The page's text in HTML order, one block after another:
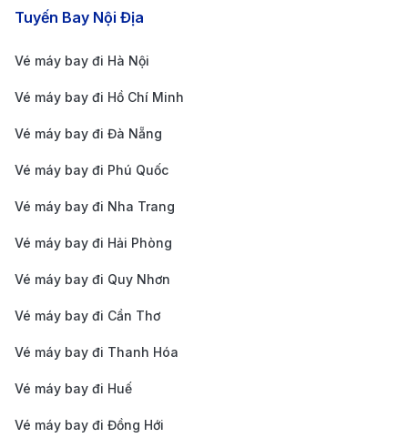
Bảng giá vé máy bay từ Hà Nội đi
cập nhật mới nhất
Chặng Bay Thời Gian Bay
Hà Nội (HAN) →
Taipei (TPE) →
Economy
Hà Nội (HAN) →
Philadelphia (PHL)
Premium Economy
18h - 24h
Taipei (TPE) →
Philadelphia (PHL)
Tuyến Bay Nội Địa
Vé máy bay đi Hà Nội
Vé máy bay đi Hồ Chí Minh
Vé máy bay đi Đà Nẵng
Vé máy bay đi Phú Quốc
Vé máy bay đi Nha Trang
Vé máy bay đi Hải Phòng
Vé máy bay đi Quy Nhơn
Vé máy bay đi Cần Thơ
Vé máy bay đi Thanh Hóa
Vé máy bay đi Huế
Vé máy bay đi Đồng Hới